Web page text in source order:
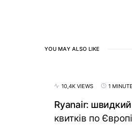
YOU MAY ALSO LIKE
10,4K VIEWS 1
Ryanair:
квитків по